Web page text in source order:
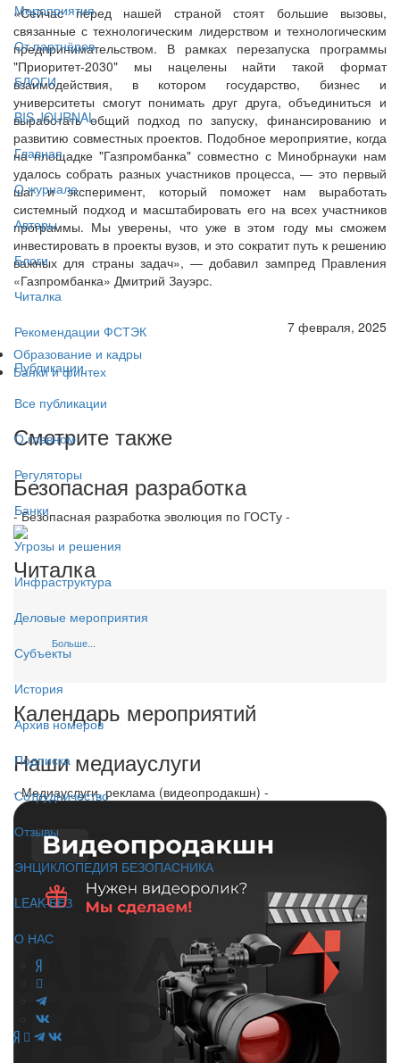
Мероприятия
От партнёров
БЛОГИ
BIS JOURNAL
Главная
О журнале
Авторы
Блоги
Читалка
Рекомендации ФСТЭК
Публикации
Все публикации
О главном
Регуляторы
Банки
Угрозы и решения
Инфраструктура
Деловые мероприятия
Субъекты
История
Архив номеров
Подписка
Сотрудничество
Отзывы
ЭНЦИКЛОПЕДИЯ БЕЗОПАСНИКА
LEAK-БЕЗ
О НАС
«Сейчас перед нашей страной стоят большие вызовы,
связанные с технологическим лидерством и технологическим
предпринимательством. В рамках перезапуска программы
"Приоритет-2030" мы нацелены найти такой формат
взаимодействия, в котором государство, бизнес и
университеты смогут понимать друг друга, объединиться и
выработать общий подход по запуску, финансированию и
развитию совместных проектов. Подобное мероприятие, когда
на площадке "Газпромбанка" совместно с Минобрнауки нам
удалось собрать разных участников процесса, — это первый
шаг и эксперимент, который поможет нам выработать
системный подход и масштабировать его на всех участников
программы. Мы уверены, что уже в этом году мы сможем
инвестировать в проекты вузов, и это сократит путь к решению
важных для страны задач», — добавил зампред Правления
«Газпромбанка» Дмитрий Зауэрс.
7 февраля, 2025
Образование и кадры
Банки и финтех
Смотрите также
Безопасная разработка
- Безопасная разработка эволюция по ГОСТу -
Читалка
Больше...
Календарь мероприятий
Наши медиауслуги
- Медиауслуги, реклама (видеопродакшн) -